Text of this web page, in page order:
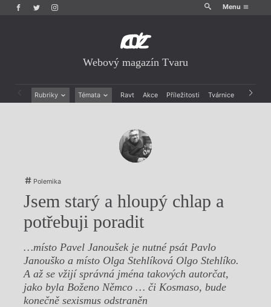
Menu
Webový magazín Tvaru
Rubriky Témata Ravt Akce Příležitosti Tvárnice Archiv
Polemika
Jsem starý a hloupý chlap a
potřebuji poradit
…místo Pavel Janoušek je nutné psát Pavlo
Janouško a místo Olga Stehlíková Olgo Stehlíko.
A až se vžijí správná jména takových autorčat,
jako byla Boženo Němco … či Kosmaso, bude
konečně sexismus odstraněn